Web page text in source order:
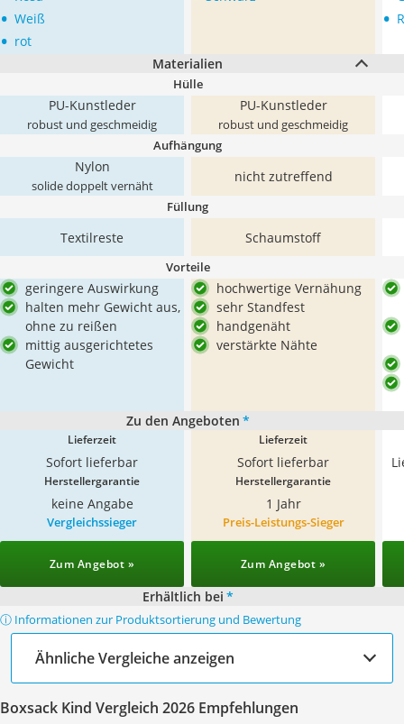
• Weiß
• rot
•
Materialien
Hülle
PU-Kunstleder
robust und geschmeidig
PU-Kunstleder
robust und geschmeidig
Aufhängung
Nylon
solide doppelt vernäht
nicht zutreffend
Füllung
Textilreste Schaumstoff
Vorteile
geringere Auswirkung
halten mehr Gewicht aus,
ohne zu reißen
mittig ausgerichtetes
Gewicht
hochwertige Vernähung
sehr Standfest
handgenäht
verstärkte Nähte
Zu den Angeboten *
Lieferzeit
Sofort lieferbar
Lieferzeit
Sofort lieferbar
Herstellergarantie
keine Angabe
Herstellergarantie
1 Jahr
Vergleichssieger
Zum Angebot »
Preis-Leistungs-Sieger
Zum Angebot »
Erhältlich bei *
ⓘ Informationen zur Produktsortierung und Bewertung
Ähnliche Vergleiche anzeigen
Boxsack Kind Vergleich 2026 Empfehlungen